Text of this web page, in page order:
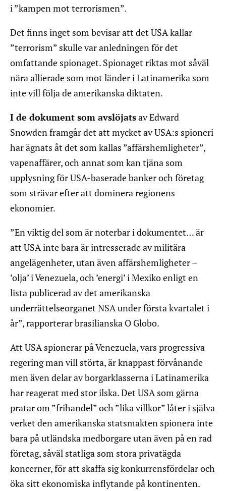
i ”kampen mot terrorismen”.
Det finns inget som bevisar att det USA kallar
”terrorism” skulle var anledningen för det
omfattande spionaget. Spionaget riktas mot såväl
nära allierade som mot länder i Latinamerika som
inte vill följa de amerikanska diktaten.
I de dokument som avslöjatsav Edward
Snowden framgår det att mycket av USA:s spioneri
har ägnats åt det som kallas ”affärshemligheter”,
vapenaffärer, och annat som kan tjäna som
upplysning för USA-baserade banker och företag
som strävar efter att dominera regionens
ekonomier.
”En viktig del som är noterbar i dokumentet… är
att USA inte bara är intresserade av militära
angelägenheter, utan även affärshemligheter –
’olja’ i Venezuela, och ’energi’ i Mexiko enligt en
lista publicerad av det amerikanska
underrättelseorganet NSA under första kvartalet i
år”, rapporterar brasilianska O Globo.
Att USA spionerar på Venezuela, vars progressiva
regering man vill störta, är knappast förvånande
men även delar av borgarklasserna i Latinamerika
har reagerat med stor ilska. Det USA som gärna
pratar om ”frihandel” och ”lika villkor” låter i själva
verket den amerikanska statsmakten spionera inte
bara på utländska medborgare utan även på en rad
företag, såväl statliga som stora privatägda
koncerner, för att skaffa sig konkurrensfördelar och
öka sitt ekonomiska inflytande på kontinenten.